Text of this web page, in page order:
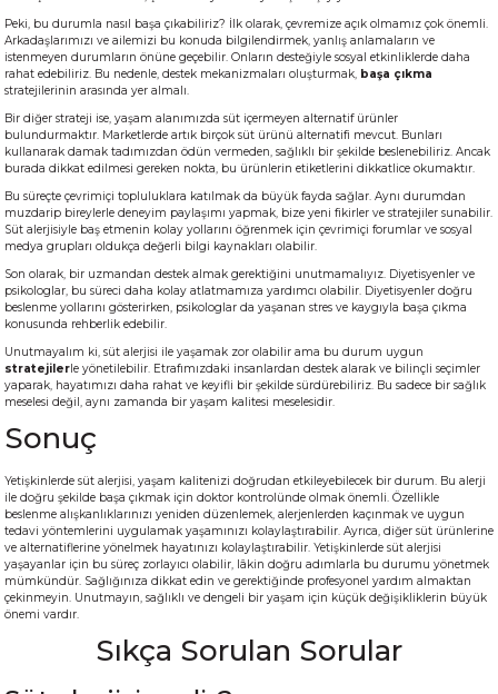
Peki, bu durumla nasıl başa çıkabiliriz? İlk olarak, çevremize açık olmamız çok önemli.
Arkadaşlarımızı ve ailemizi bu konuda bilgilendirmek, yanlış anlamaların ve
istenmeyen durumların önüne geçebilir. Onların desteğiyle sosyal etkinliklerde daha
rahat edebiliriz. Bu nedenle, destek mekanizmaları oluşturmak, başa çıkma
stratejilerinin arasında yer almalı.
Bir diğer strateji ise, yaşam alanımızda süt içermeyen alternatif ürünler
bulundurmaktır. Marketlerde artık birçok süt ürünü alternatifi mevcut. Bunları
kullanarak damak tadımızdan ödün vermeden, sağlıklı bir şekilde beslenebiliriz. Ancak
burada dikkat edilmesi gereken nokta, bu ürünlerin etiketlerini dikkatlice okumaktır.
Bu süreçte çevrimiçi topluluklara katılmak da büyük fayda sağlar. Aynı durumdan
muzdarip bireylerle deneyim paylaşımı yapmak, bize yeni fikirler ve stratejiler sunabilir.
Süt alerjisiyle baş etmenin kolay yollarını öğrenmek için çevrimiçi forumlar ve sosyal
medya grupları oldukça değerli bilgi kaynakları olabilir.
Son olarak, bir uzmandan destek almak gerektiğini unutmamalıyız. Diyetisyenler ve
psikologlar, bu süreci daha kolay atlatmamıza yardımcı olabilir. Diyetisyenler doğru
beslenme yollarını gösterirken, psikologlar da yaşanan stres ve kaygıyla başa çıkma
konusunda rehberlik edebilir.
Unutmayalım ki, süt alerjisi ile yaşamak zor olabilir ama bu durum uygun
stratejiler le yönetilebilir. Etrafımızdaki insanlardan destek alarak ve bilinçli seçimler
yaparak, hayatımızı daha rahat ve keyifli bir şekilde sürdürebiliriz. Bu sadece bir sağlık
meselesi değil, aynı zamanda bir yaşam kalitesi meselesidir.
Sonuç
Yetişkinlerde süt alerjisi, yaşam kalitenizi doğrudan etkileyebilecek bir durum. Bu alerji
ile doğru şekilde başa çıkmak için doktor kontrolünde olmak önemli. Özellikle
beslenme alışkanlıklarınızı yeniden düzenlemek, alerjenlerden kaçınmak ve uygun
tedavi yöntemlerini uygulamak yaşamınızı kolaylaştırabilir. Ayrıca, diğer süt ürünlerine
ve alternatiflerine yönelmek hayatınızı kolaylaştırabilir. Yetişkinlerde süt alerjisi
yaşayanlar için bu süreç zorlayıcı olabilir, lâkin doğru adımlarla bu durumu yönetmek
mümkündür. Sağlığınıza dikkat edin ve gerektiğinde profesyonel yardım almaktan
çekinmeyin. Unutmayın, sağlıklı ve dengeli bir yaşam için küçük değişikliklerin büyük
önemi vardır.
Sıkça Sorulan Sorular